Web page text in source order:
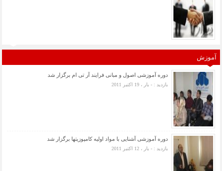
آموزش
دوره آموزشی اصول و مبانی فرایند آر تی ام برگزار شد
بازدید : - بار ، 19 اکتبر 2011
دوره آموزشی آشنایی با مواد اولیه کامپوزیتها برگزار شد
بازدید : - بار ، 12 اکتبر 2011